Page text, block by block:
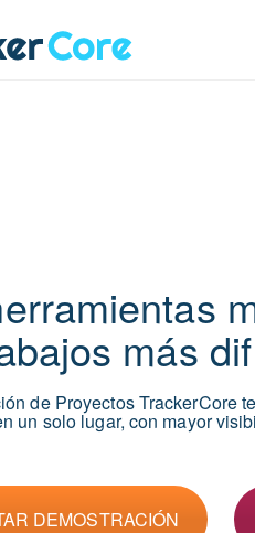
más
de Proyectos TrackerCore
un solo lugar, con mayor
DEMOSTRACIÓN